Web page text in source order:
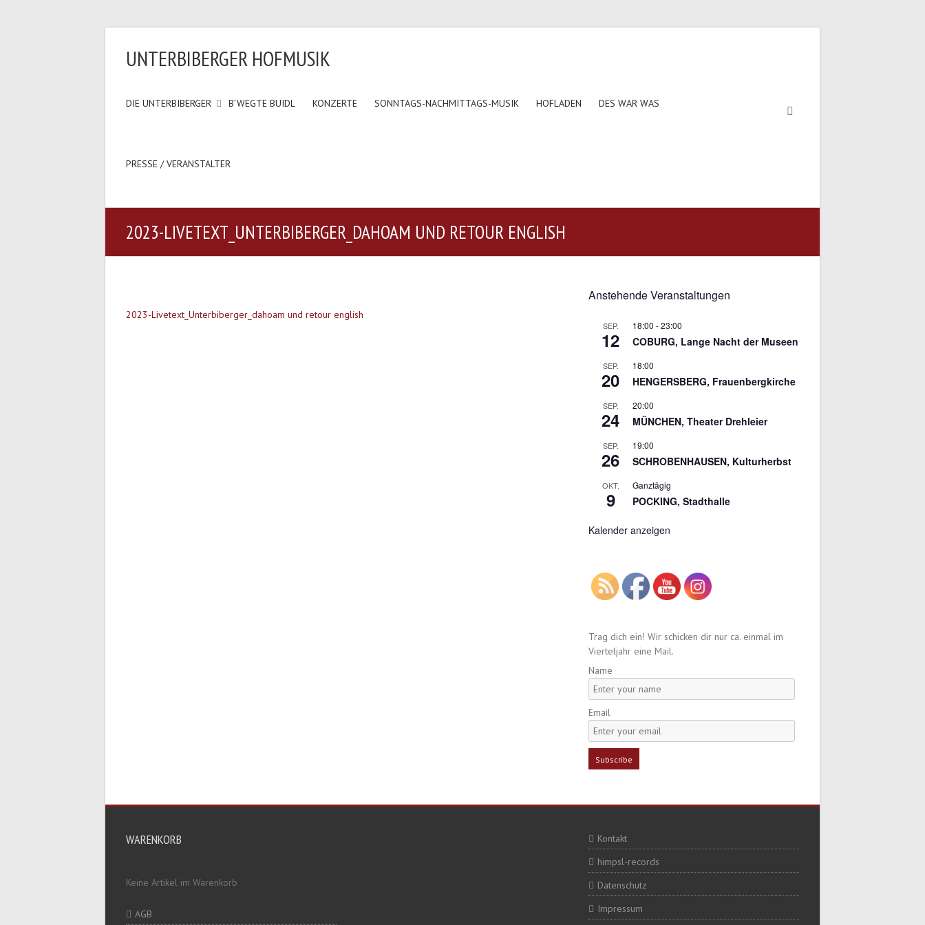
UNTERBIBERGER HOFMUSIK
DIE UNTERBIBERGER B’WEGTE BUIDL KONZERTE SONNTAGS-NACHMITTAGS-MUSIK HOFLADEN DES WAR WAS
PRESSE / VERANSTALTER
2023-LIVETEXT_UNTERBIBERGER_DAHOAM UND RETOUR ENGLISH
2023-Livetext_Unterbiberger_dahoam und retour english
Anstehende Veranstaltungen
SEP.
12
18:00 -23:00
COBURG, Lange Nacht der Museen
SEP.
20
18:00
HENGERSBERG, Frauenbergkirche
SEP.
24
20:00
MÜNCHEN, Theater Drehleier
SEP.
26
19:00
SCHROBENHAUSEN, Kulturherbst
OKT.
9
Ganztägig
POCKING, Stadthalle
Kalender anzeigen
Trag dich ein! Wir schicken dir nur ca. einmal im
Vierteljahr eine Mail.
Name
Email
WARENKORB
Keine Artikel im Warenkorb
AGB
Kontakt
himpsl-records
Datenschutz
Impressum